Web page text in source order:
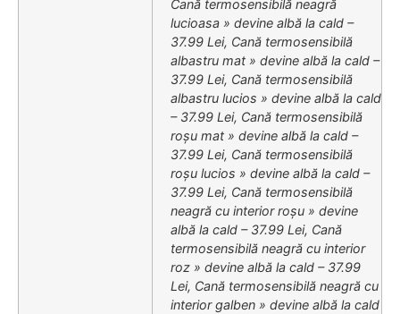
Cană termosensibilă neagră
lucioasa » devine albă la cald –
37.99 Lei, Cană termosensibilă
albastru mat » devine albă la cald –
37.99 Lei, Cană termosensibilă
albastru lucios » devine albă la cald
– 37.99 Lei, Cană termosensibilă
roșu mat » devine albă la cald –
37.99 Lei, Cană termosensibilă
roșu lucios » devine albă la cald –
37.99 Lei, Cană termosensibilă
neagră cu interior roșu » devine
albă la cald – 37.99 Lei, Cană
termosensibilă neagră cu interior
roz » devine albă la cald – 37.99
Lei, Cană termosensibilă neagră cu
interior galben » devine albă la cald